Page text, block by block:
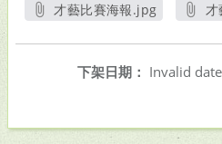
才藝比賽海報.jpg
下架日期： Invalid date